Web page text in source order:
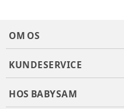
OM OS
KUNDESERVICE
HOS BABYSAM